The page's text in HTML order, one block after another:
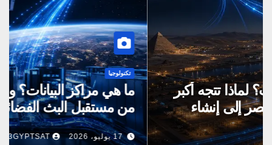
تكنولوجيا
هل تتغير هوية نايل سات؟ لماذا تتجه أكبر
شركة بث فضائي في مصر إلى إنشاء
مراكز بيانات؟
6 يوليو، 2026 3GYPTSAT